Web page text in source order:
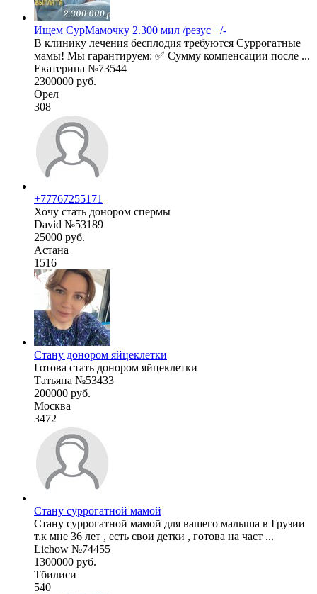
Ищем СурМамочку 2.300 мил /резус +/-
В клинику лечения бесплодия требуются Суррогатные
мамы! Мы гарантируем: ✅ Сумму компенсации после ...
Екатерина №73544
2300000 руб.
Орел
308
+77767255171
Хочу стать донором спермы
David №53189
25000 руб.
Астана
1516
Стану донором яйцеклетки
Готова стать донором яйцеклетки
Татьяна №53433
200000 руб.
Москва
3472
Стану суррогатной мамой
Стану суррогатной мамой для вашего малыша в Грузии
т.к мне 36 лет , есть свои детки , готова на част ...
Lichow №74455
1300000 руб.
Тбилиси
540